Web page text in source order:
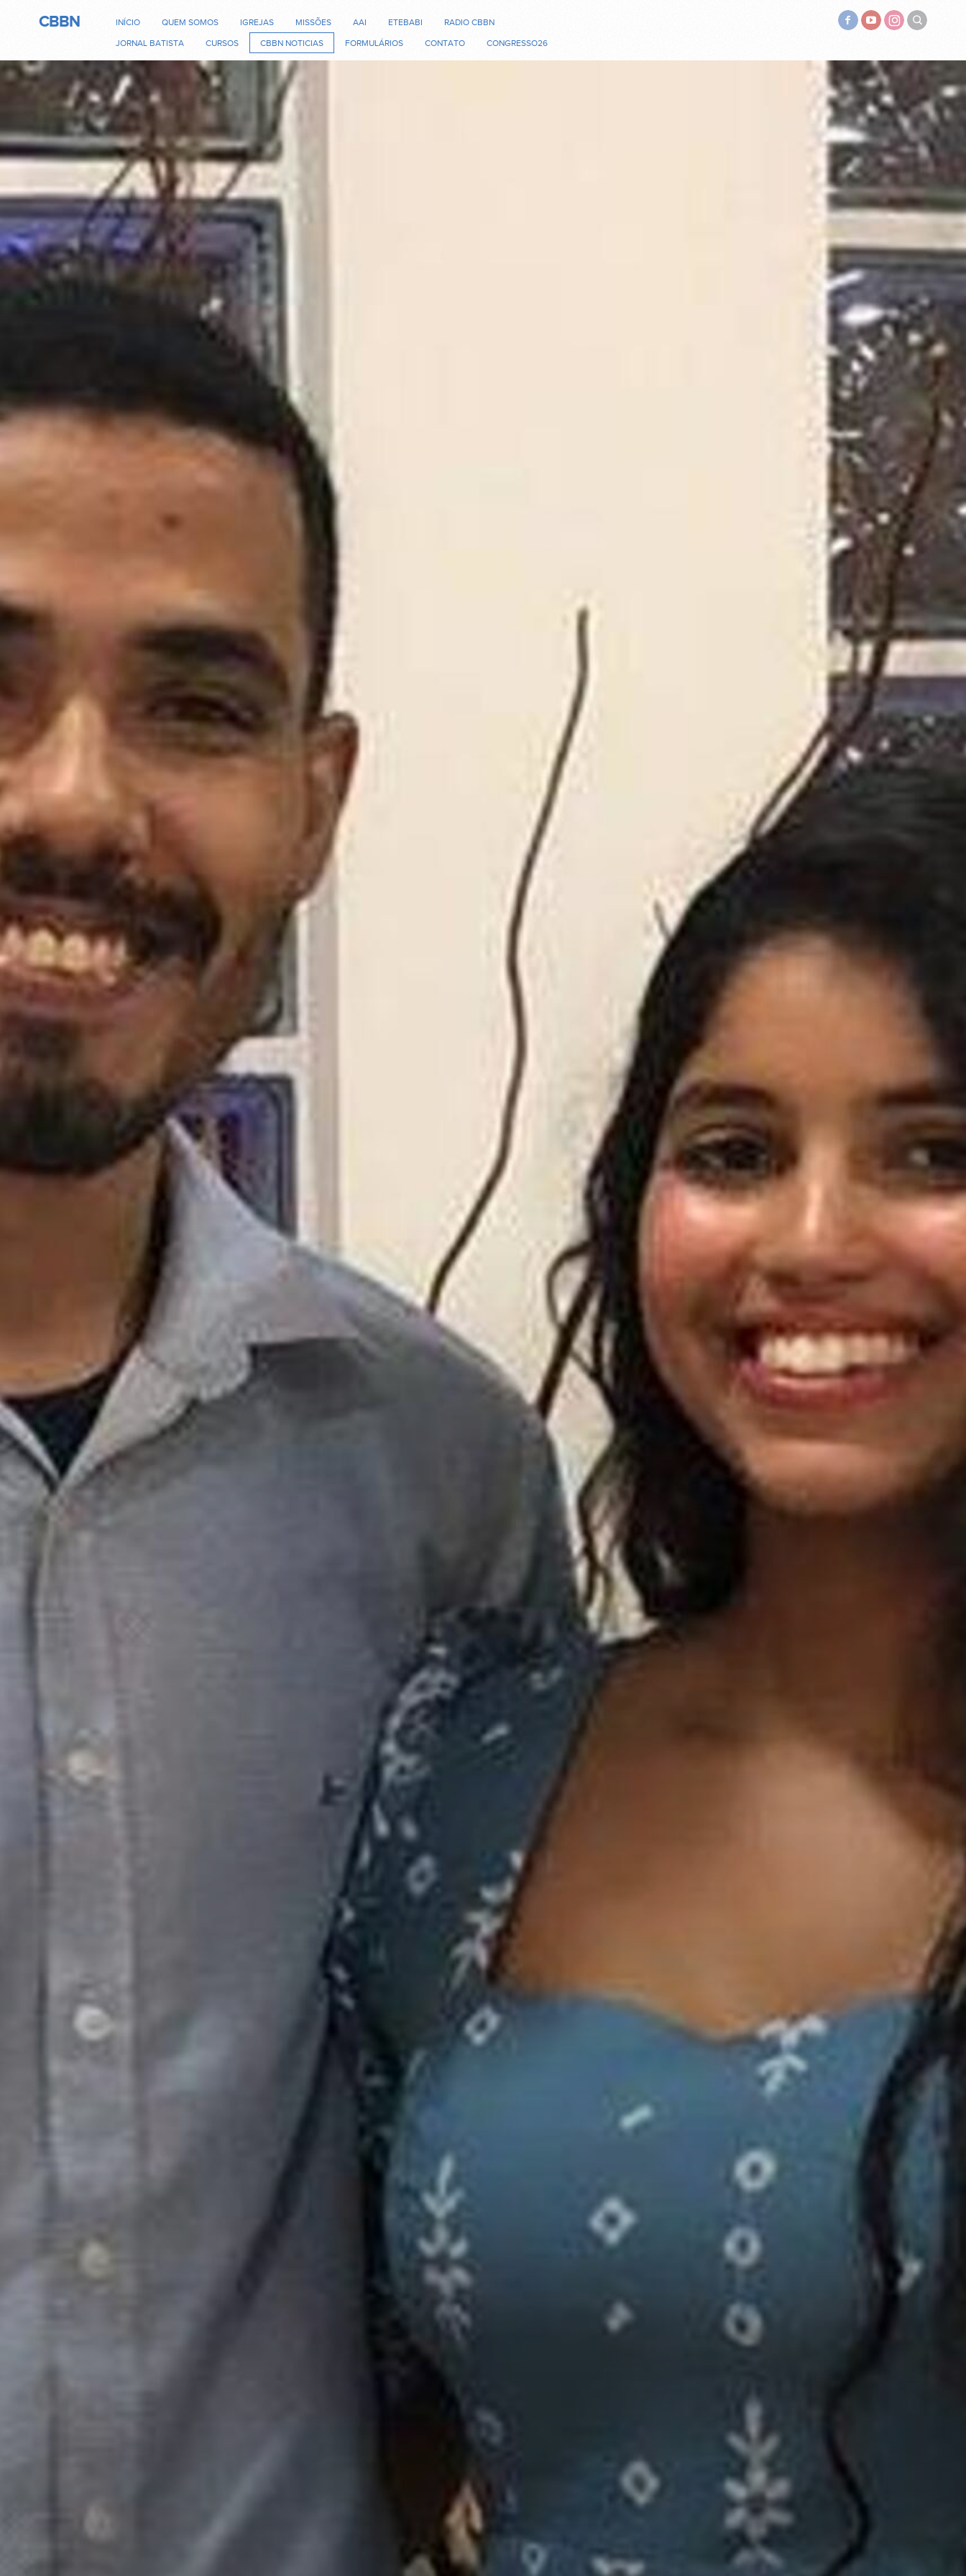
CBBN INÍCIO QUEM SOMOS IGREJAS MISSÕES AAI ETEBABI RADIO CBBN
JORNAL BATISTA CURSOS CBBN NOTICIAS FORMULÁRIOS CONTATO CONGRESSO26